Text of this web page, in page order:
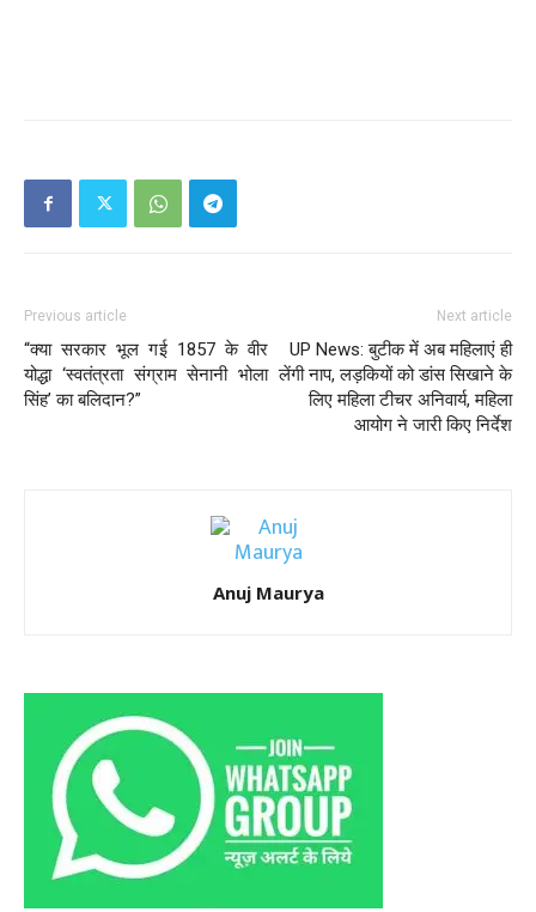
Previous article
“क्या सरकार भूल गई 1857 के वीर
योद्धा ‘स्वतंत्रता संग्राम सेनानी भोला
सिंह’ का बलिदान?”
Next article
UP News: बुटीक में अब महिलाएं ही
लेंगी नाप, लड़कियों को डांस सिखाने के
लिए महिला टीचर अनिवार्य, महिला
आयोग ने जारी किए निर्देश
Anuj Maurya